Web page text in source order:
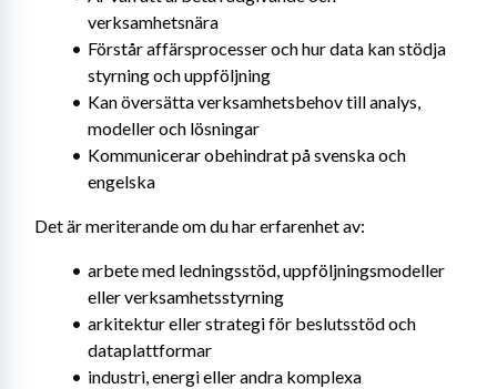
verksamhetsnära
Förstår affärsprocesser och hur data kan stödja
styrning och uppföljning
Kan översätta verksamhetsbehov till analys,
modeller och lösningar
Kommunicerar obehindrat på svenska och
engelska
Det är meriterande om du har erfarenhet av:
arbete med ledningsstöd, uppföljningsmodeller
eller verksamhetsstyrning
arkitektur eller strategi för beslutsstöd och
dataplattformar
industri, energi eller andra komplexa